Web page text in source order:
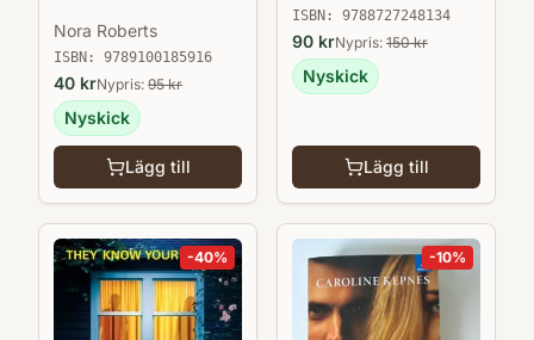
Nora Roberts
ISBN: 9789100185916
40 krNypris: 95kr
Nyskick
Lägg till
ISBN: 9788727248134
90 krNypris: 150kr
Nyskick
Lägg till
-40% -10%